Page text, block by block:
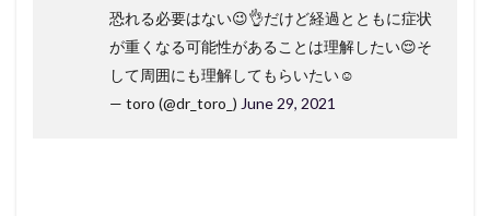
恐れる必要はない😉👌だけど経過とともに症状
が重くなる可能性があることは理解したい😌そ
して周囲にも理解してもらいたい☺️
— toro (@dr_toro_) June 29, 2021